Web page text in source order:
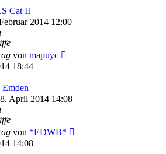
Cat II
2014 12:00
von mapuyc
18:44
April 2014 14:08
von *EDWB*
14:08